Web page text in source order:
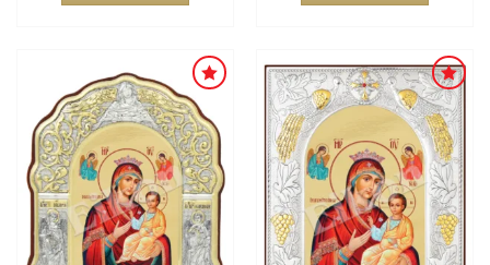
ADAUGA
ÎN
WISHLIST
ADAUGA
ÎN
WISHLIST